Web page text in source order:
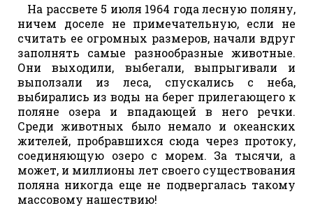
На рассвете 5 июля 1964 года лесную поляну,
ничем доселе не примечательную, если не
считать ее огромных размеров, начали вдруг
заполнять самые разнообразные животные.
Они выходили, выбегали, выпрыгивали и
выползали из леса, спускались с неба,
выбирались из воды на берег прилегающего к
поляне озера и впадающей в него речки.
Среди животных было немало и океанских
жителей, пробравшихся сюда через протоку,
соединяющую озеро с морем. За тысячи, а
может, и миллионы лет своего существования
поляна никогда еще не подвергалась такому
массовому нашествию!